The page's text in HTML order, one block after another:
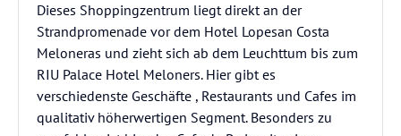
Dieses Shoppingzentrum liegt direkt an der
Strandpromenade vor dem Hotel Lopesan Costa
Meloneras und zieht sich ab dem Leuchttum bis zum
RIU Palace Hotel Meloners. Hier gibt es
verschiedenste Geschäfte , Restaurants und Cafes im
qualitativ höherwertigen Segment. Besonders zu